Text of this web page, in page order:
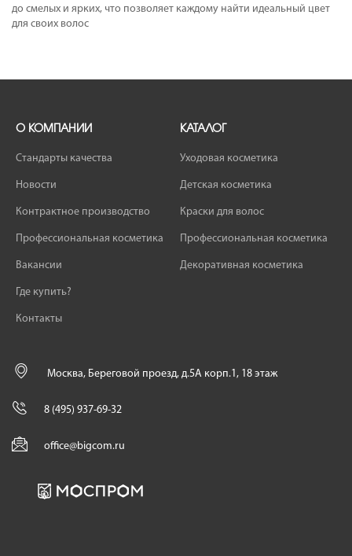
до смелых и ярких, что позволяет каждому найти идеальный цвет
для своих волос
О КОМПАНИИ
Стандарты качества
Новости
Контрактное производство
Профессиональная косметика
Вакансии
Где купить?
Контакты
КАТАЛОГ
Уходовая косметика
Детская косметика
Краски для волос
Профессиональная косметика
Декоративная косметика
Москва, Береговой проезд, д.5А корп.1, 18 этаж
8 (495) 937-69-32
office@bigcom.ru